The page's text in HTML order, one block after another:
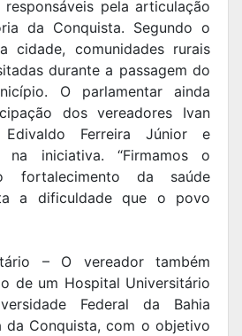
pela articulação
da Conquista. Segundo o
cidade, comunidades rurais
durante a passagem do
O parlamentar ainda
dos vereadores Ivan
Edivaldo Ferreira Júnior e
na iniciativa. “Firmamos o
fortalecimento da saúde
a dificuldade que o povo
– O vereador também
de um Hospital Universitário
Federal da Bahia
da Conquista, com o objetivo